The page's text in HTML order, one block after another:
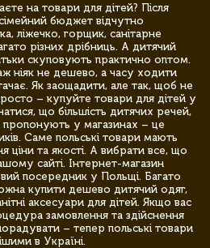
на товари для дітей? Після
бюджет відчутно
ліжечко, горщик, санітарне
різних дрібниць. А дитячий
скуповують практично оптом.
ніяк не дешево, а часу ходити
Як заощадити, але так, щоб не
– купуйте товари для дітей у
що більшість дитячих речей,
пропонують у магазинах – це
Саме польські товари мають
ціни та якості. А вибрати все, що
сайті. Інтернет-магазин
посередник у Польщі. Багато
купити дешево дитячий одяг,
аксесуари для дітей. Якщо вас
замовлення та здійснення
– тепер польські товари
в Україні.